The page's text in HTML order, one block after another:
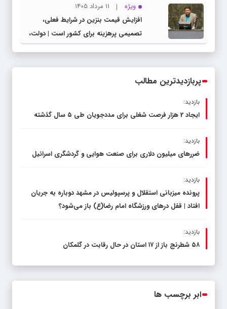
ویژه
11 مرداد 1405
افزایش قیمت بنزین در شرایط فعلی،
تصمیمی پرهزینه برای کشور است | دولت،
قاچاق سوخت و عوامل اصلی ناترازی را
پربازدیدترین مطالب
بازدید:
ایجاد 2 هزار فرصت شغلی برای مددجویان طی ۵ سال گذشته
بازدید:
ضررهای میلیون دلاری برای صنعت هوایی و گردشگری اسرائیل
بازدید:
پرونده میزبانی استقلال و پرسپولیس در مشهد دوباره به جریان
افتاد | قفل در‌های ورزشگاه امام رضا(ع) باز می‌شود؟
بازدید:
۵۸ شطرنج‌ باز از ۱۷ استان در حال رقابت در گلمکان
ابر برچسب ها